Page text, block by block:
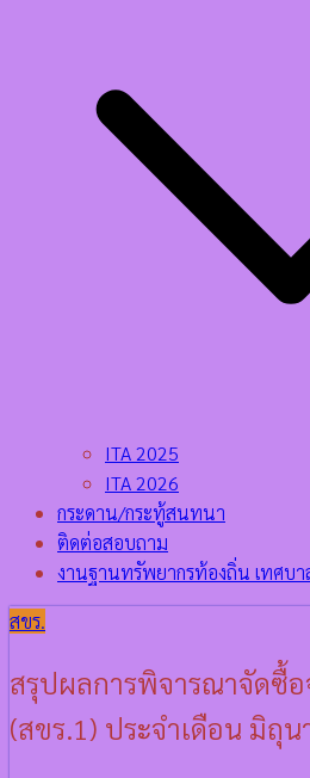
ITA 2025
ITA 2026
กระดาน/กระทู้สนทนา
ติดต่อสอบถาม
งานฐานทรัพยากรท้องถิ่น เทศบ
สขร.
สรุปผลการพิจารณาจัดซื้อ
(สขร.1) ประจำเดือน มิถุ